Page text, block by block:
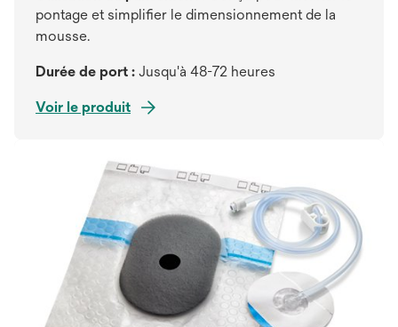
pontage et simplifier le dimensionnement de la
mousse.
Durée de port : Jusqu'à 48-72 heures
Voir le produit